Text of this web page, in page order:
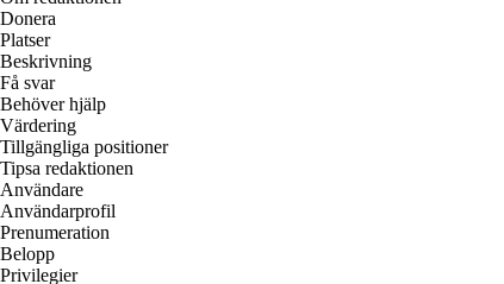
Donera
Platser
Beskrivning
Få svar
Behöver hjälp
Värdering
Tillgängliga positioner
Tipsa redaktionen
Användare
Användarprofil
Prenumeration
Belopp
Privilegier